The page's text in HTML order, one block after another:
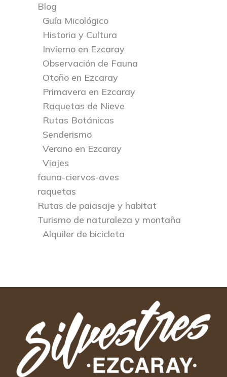
Blog
Guía Micológico
Historia y Cultura
Invierno en Ezcaray
Observación de Fauna
Otoño en Ezcaray
Primavera en Ezcaray
Raquetas de Nieve
Rutas Botánicas
Senderismo
Verano en Ezcaray
Viajes
fauna-ciervos-aves
raquetas
Rutas de paiasaje y habitat
Turismo de naturaleza y montaña
Alquiler de bicicleta